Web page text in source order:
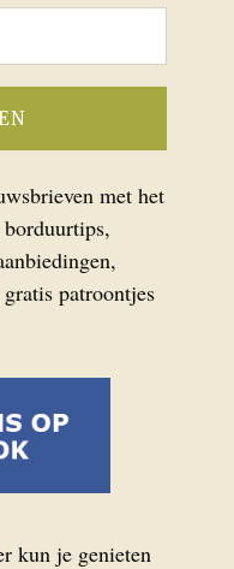
met het
patroontjes
kun je genieten